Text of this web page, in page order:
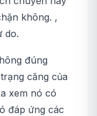
không. ,
do.
đúng
căng của
xem nó có
đáp ứng các